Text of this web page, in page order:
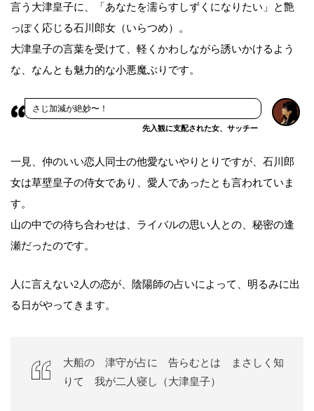
言う大津皇子に、「あなたを濡らすしずくになりたい」と艶
っぽく応じる石川郎女（いらつめ）。
大津皇子の言葉を受けて、軽くかわしながら誘いかけるよう
な、なんとも魅力的な小悪魔ぶりです。
さじ加減が絶妙〜！
先入観に支配された女、サッチー
一見、仲のいい恋人同士の他愛ないやりとりですが、石川郎
女は草壁皇子の侍女であり、愛人であったとも言われていま
す。
山の中での待ち合わせは、ライバルの思い人との、秘密の逢
瀬だったのです。
人に言えない2人の恋が、陰陽師の占いによって、明るみに出
る日がやってきます。
大船の 津守が占に 告らむとは まさしく知
りて 我が二人寝し（大津皇子）